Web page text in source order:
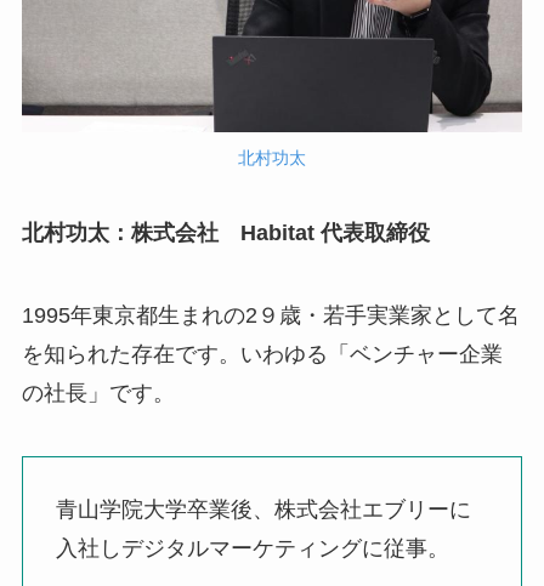
北村功太
北村功太：株式会社 Habitat 代表取締役
1995年東京都生まれの2９歳・若手実業家として名
を知られた存在です。いわゆる「ベンチャー企業
の社長」です。
青山学院大学卒業後、株式会社エブリーに
入社しデジタルマーケティングに従事。